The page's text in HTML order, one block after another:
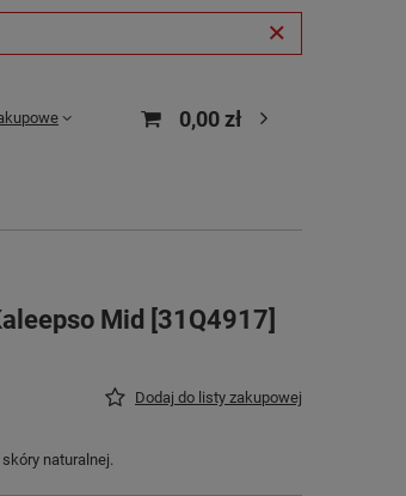
0,00 zł
Mid [31Q4917]
Dodaj do listy zakupowej
naturalnej.